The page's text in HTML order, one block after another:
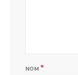
NOM *